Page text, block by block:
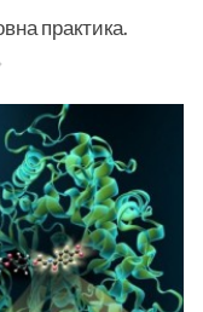
практика.